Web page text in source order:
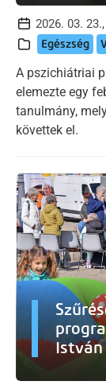
2026. 03.
Egészség
A pszichiátriai
elemezte egy
tanulmány,
követtek el.